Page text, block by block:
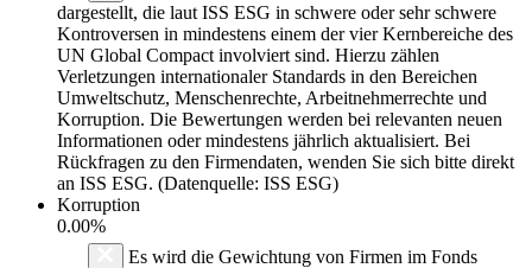
dargestellt, die laut ISS ESG in schwere oder sehr schwere
Kontroversen in mindestens einem der vier Kernbereiche des
UN Global Compact involviert sind. Hierzu zählen
Verletzungen internationaler Standards in den Bereichen
Umweltschutz, Menschenrechte, Arbeitnehmerrechte und
Korruption. Die Bewertungen werden bei relevanten neuen
Informationen oder mindestens jährlich aktualisiert. Bei
Rückfragen zu den Firmendaten, wenden Sie sich bitte direkt
an ISS ESG. (Datenquelle: ISS ESG)
Korruption
0.00%
Es wird die Gewichtung von Firmen im Fonds